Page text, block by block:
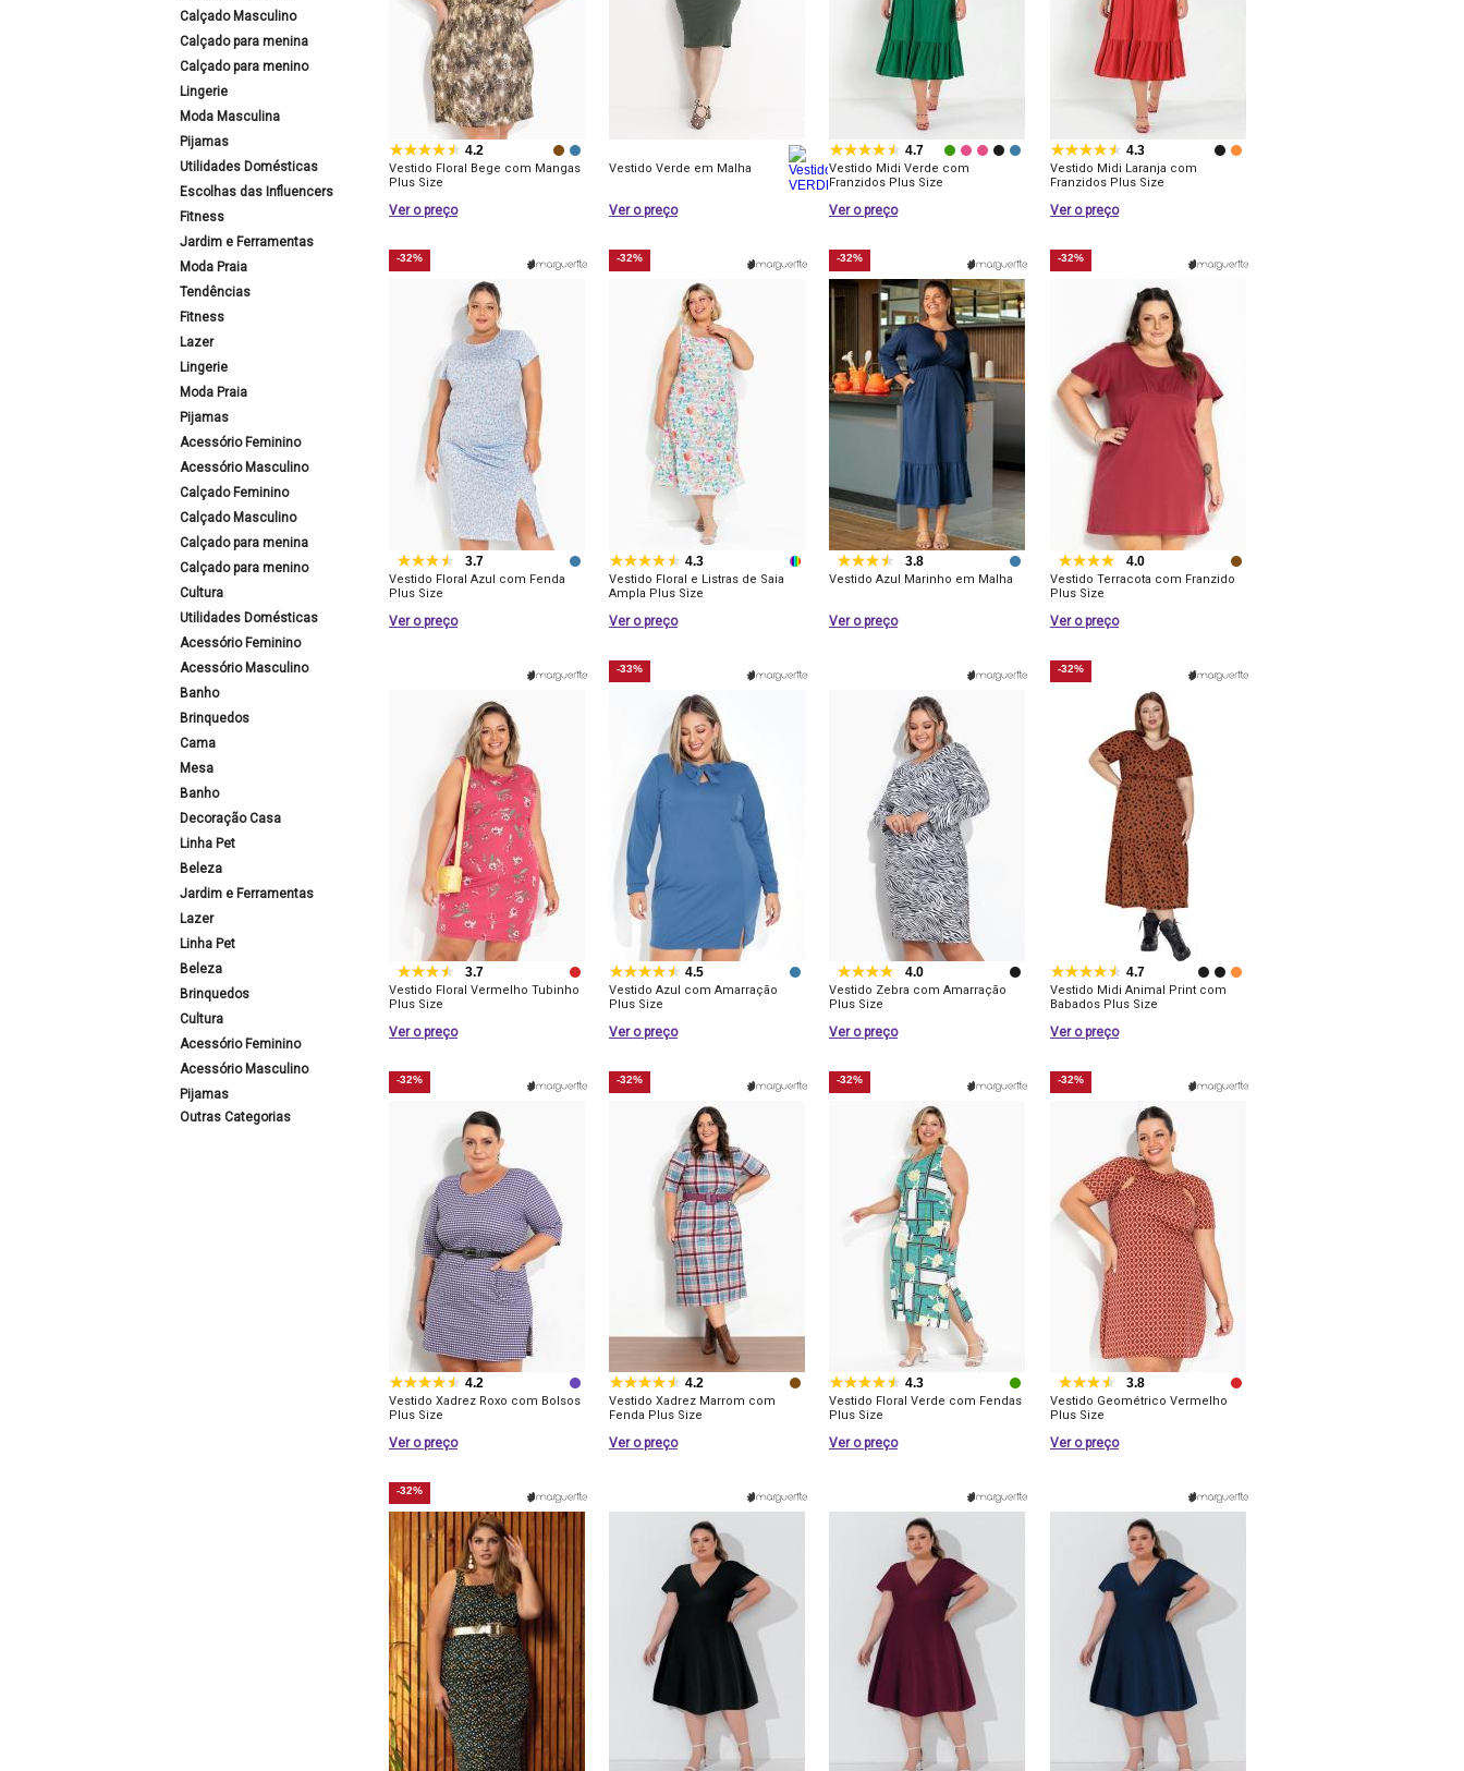
Calçado Masculino
Calçado para menina
Calçado para menino
Lingerie
Moda Masculina
Pijamas
Utilidades Domésticas
Escolhas das Influencers
Fitness
Jardim e Ferramentas
Moda Praia
Tendências
Fitness
Lazer
Lingerie
Moda Praia
Pijamas
Acessório Feminino
Acessório Masculino
Calçado Feminino
Calçado Masculino
Calçado para menina
Calçado para menino
Cultura
Utilidades Domésticas
Acessório Feminino
Acessório Masculino
Banho
Brinquedos
Cama
Mesa
Banho
Decoração Casa
Linha Pet
Beleza
Jardim e Ferramentas
Lazer
Linha Pet
Beleza
Brinquedos
Cultura
Acessório Feminino
Acessório Masculino
Pijamas
Outras Categorias
4.2
Vestido Floral Bege com Mangas
Plus Size
Ver o preço
Vestido Verde em Malha
Ver o preço
4.7
Vestido Midi Verde com
Franzidos Plus Size
Ver o preço
4.3
Vestido Midi Laranja com
Franzidos Plus Size
Ver o preço
-32%
3.7
Vestido Floral Azul com Fenda
Plus Size
Ver o preço
-32%
4.3
Vestido Floral e Listras de Saia
Ampla Plus Size
Ver o preço
-32%
3.8
Vestido Azul Marinho em Malha
Ver o preço
-32%
4.0
Vestido Terracota com Franzido
Plus Size
Ver o preço
3.7
Vestido Floral Vermelho Tubinho
Plus Size
Ver o preço
-33%
4.5
Vestido Azul com Amarração
Plus Size
Ver o preço
4.0
Vestido Zebra com Amarração
Plus Size
Ver o preço
-32%
4.7
Vestido Midi Animal Print com
Babados Plus Size
Ver o preço
-32%
4.2
Vestido Xadrez Roxo com Bolsos
Plus Size
Ver o preço
-32%
4.2
Vestido Xadrez Marrom com
Fenda Plus Size
Ver o preço
-32%
4.3
Vestido Floral Verde com Fendas
Plus Size
Ver o preço
-32%
3.8
Vestido Geométrico Vermelho
Plus Size
Ver o preço
-32%